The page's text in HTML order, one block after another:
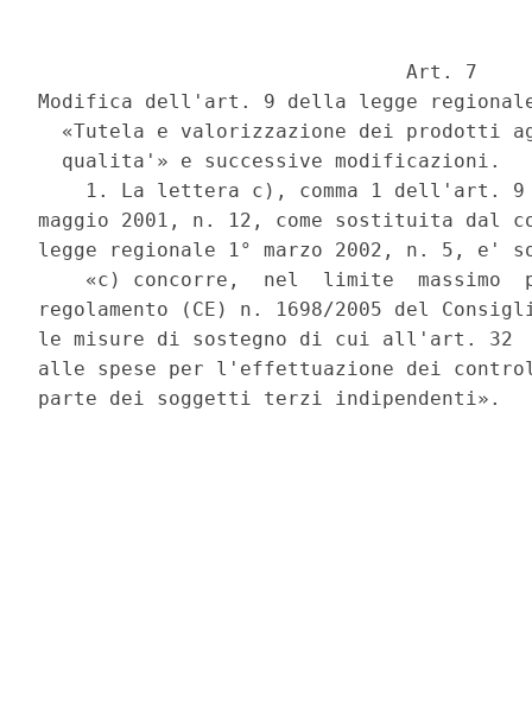
                               Art. 7
Modifica dell'art. 9 della legge
«Tutela e valorizzazione dei prodotti
  qualita'» e successive modificazioni.
1. La lettera c), comma 1 dell'art.
maggio 2001, n. 12, come sostituita dal
legge regionale 1° marzo 2002, n. 5, e'
«c) concorre,  nel  limite  massimo
regolamento (CE) n. 1698/2005 del
le misure di sostegno di cui all'art. 32
alle spese per l'effettuazione dei